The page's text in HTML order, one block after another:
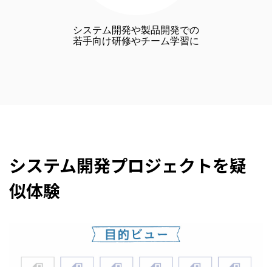
システム開発や製品開発での
若手向け研修やチーム学習に
システム開発プロジェクトを疑
似体験